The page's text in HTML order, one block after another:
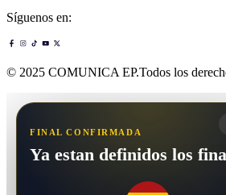
Síguenos en:
© 2025 COMUNICA EP.Todos los
FINAL CONFIRMADA
Ya estan definidos los